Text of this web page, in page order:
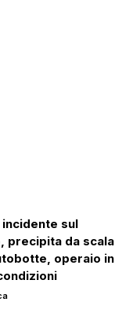
incidente sul
precipita da scala
operaio in